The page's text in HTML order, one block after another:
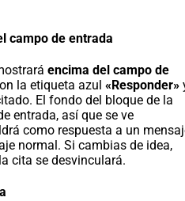
campo de entrada
encima del campo de
la etiqueta azul «Responder»
El fondo del bloque de la
entrada, así que se ve
como respuesta a un
normal. Si cambias de idea,
cita se desvinculará.